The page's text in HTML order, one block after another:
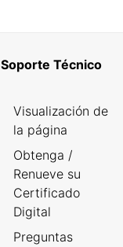
Soporte Técnico
Visualización de
la página
Obtenga /
Renueve su
Certificado
Digital
Preguntas